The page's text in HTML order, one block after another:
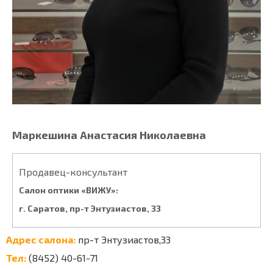
Маркешина Анастасия Николаевна
Продавец-консультант
Салон оптики «ВИЖУ»:
г. Саратов, пp-т Энтузиacтoв, 33
Адрес салона: пp-т Энтузиacтoв,33
Тел: (8452) 40-61-71